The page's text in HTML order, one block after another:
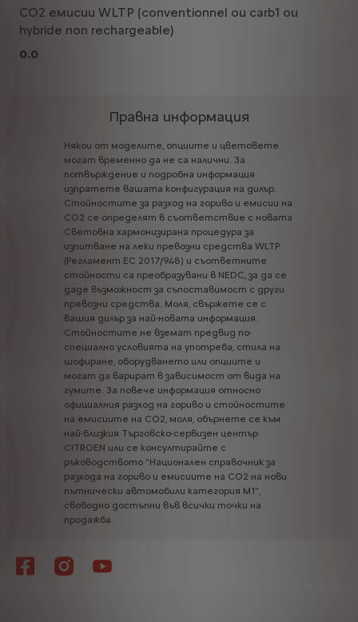
CO2 емисии WLTP (conventionnel ou carb1 ou
hybride non rechargeable)
0.0
Правна информация
Някои от моделите, опциите и цветовете
могат временно да не са налични. За
потвърждение и подробна информация
изпратете вашата конфигурация на дилър.
Стойностите за разход на гориво и емисии на
CO2 се определят в съответствие с новата
Световна хармонизирана процедура за
изпитване на леки превозни средства WLTP
(Регламент ЕС 2017/948) и съответните
стойности са преобразувани в NEDC, за да се
даде възможност за съпоставимост с други
превозни средства. Моля, свържете се с
вашия дилър за най-новата информация.
Стойностите не вземат предвид по-
специално условията на употреба, стила на
шофиране, оборудването или опциите и
могат да варират в зависимост от вида на
гумите. За повече информация относно
официалния разход на гориво и стойностите
на емисиите на CO2, моля, обърнете се към
най-близкия Търговско-сервизен център
CITROEN или се консултирайте с
ръководството "Национален справочник за
разхода на гориво и емисиите на CO2 на нови
пътнически автомобили категория М1",
свободно достъпни във всички точки на
продажба.